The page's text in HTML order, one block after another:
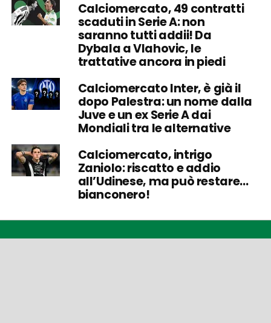
Calciomercato, 49 contratti
scaduti in Serie A: non
saranno tutti addii! Da
Dybala a Vlahovic, le
trattative ancora in piedi
Calciomercato Inter, è già il
dopo Palestra: un nome dalla
Juve e un ex Serie A dai
Mondiali tra le alternative
Calciomercato, intrigo
Zaniolo: riscatto e addio
all’Udinese, ma può restare…
bianconero!